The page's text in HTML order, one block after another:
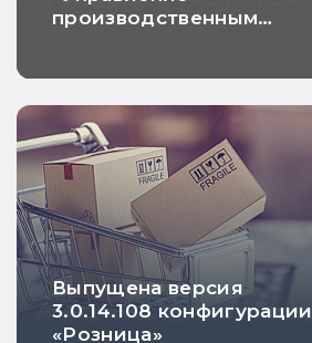
производственным
Выпущена версия
3.0.14.108 конфигурации
«Розница»